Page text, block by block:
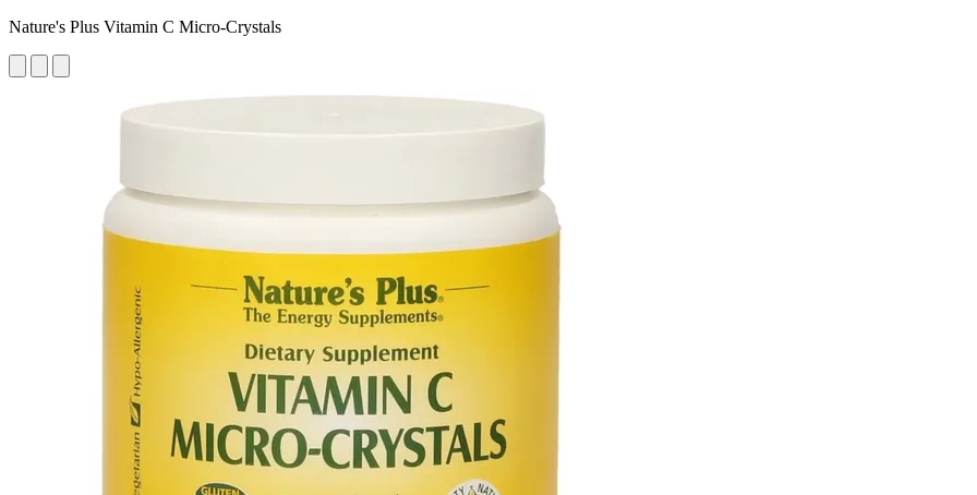
Nature's Plus Vitamin C Micro-Crystals